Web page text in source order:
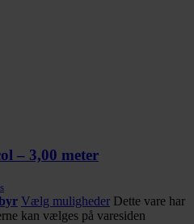
– 3,00 meter
Vælg muligheder Dette vare har
kan vælges på varesiden